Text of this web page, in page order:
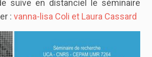
suive en distanciel le séminaire
: vanna-lisa Coli et Laura Cassard